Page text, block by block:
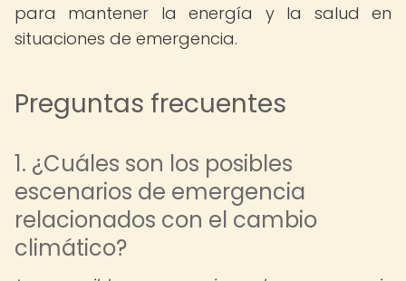
para mantener la energía y la salud en
situaciones de emergencia.
Preguntas frecuentes
1. ¿Cuáles son los posibles
escenarios de emergencia
relacionados con el cambio
climático?